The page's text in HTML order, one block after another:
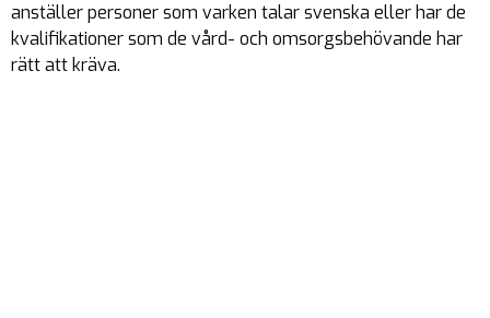
anställer personer som varken talar svenska eller har de
kvalifikationer som de vård- och omsorgsbehövande har
rätt att kräva.